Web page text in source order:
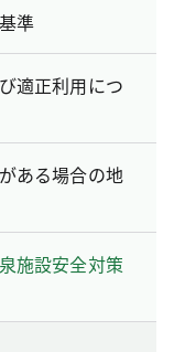
準
適正利用につ
ある場合の地
施設安全対策